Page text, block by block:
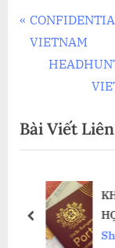
Điều
hướng
viết
P
r
o
u
o
VIETNAM
N
t
P
s
:
Bài Viết
prev